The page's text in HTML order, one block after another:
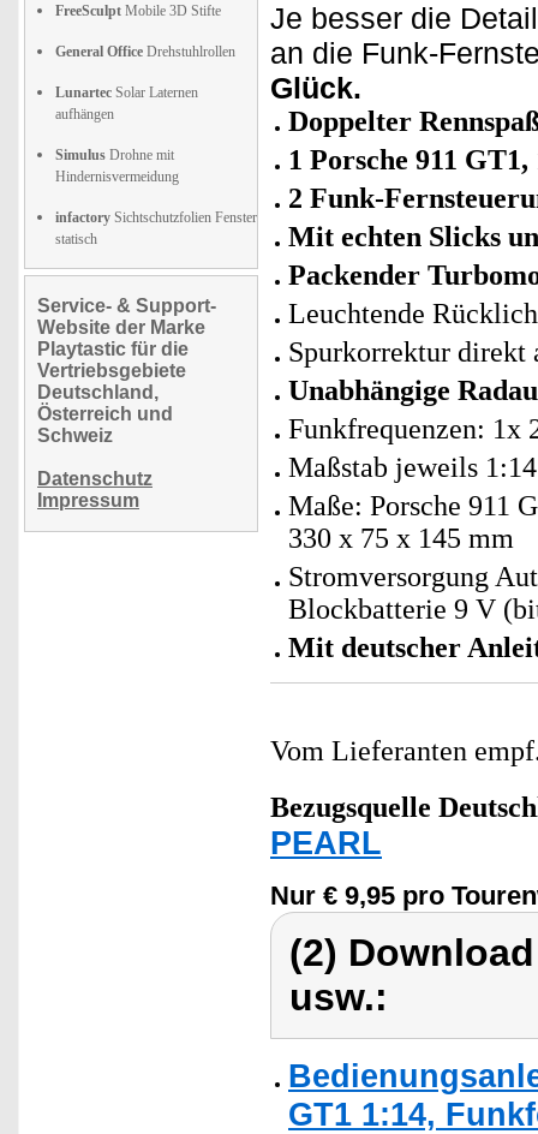
FreeSculpt Mobile 3D Stifte
General Office Drehstuhlrollen
Lunartec Solar Laternen
aufhängen
Simulus Drohne mit
Hindernisvermeidung
infactory Sichtschutzfolien Fenster
statisch
Service- & Support-
Website der Marke
Playtastic für die
Vertriebsgebiete
Deutschland,
Österreich und
Schweiz
Datenschutz
Impressum
Je besser die
an die Funk-
Glück.
Doppelter
1 Porsche 911
2 Funk-
Mit echten Slicks
Packender
Leuchtende
Spurkorrektur direkt
Unabhängige
Funkfrequenzen: 1x
Maßstab jeweils 1:14
Maße: Porsche 911
330 x 75 x 145 mm
Stromversorgung
Blockbatterie 9 V
Mit deutscher
Vom Lieferanten
Bezugsquelle
PEARL
Nur € 9,95 pro
(2)
usw.:
GT1 1:14,